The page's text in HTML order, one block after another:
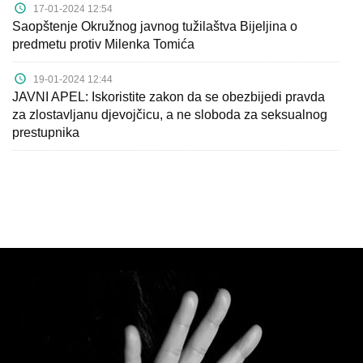
17-01-2024 12:54
Saopštenje Okružnog javnog tužilaštva Bijeljina o
predmetu protiv Milenka Tomića
19-01-2024 12:44
JAVNI APEL: Iskoristite zakon da se obezbijedi pravda
za zlostavljanu djevojčicu, a ne sloboda za seksualnog
prestupnika